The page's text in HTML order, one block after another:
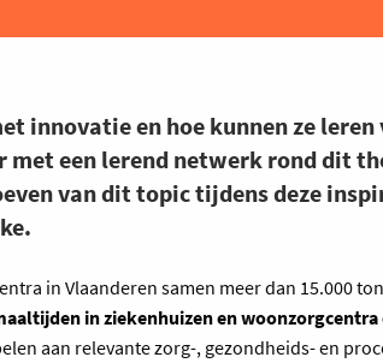
innovatie en hoe kunnen ze leren
een lerend netwerk rond dit
van dit topic tijdens deze
in Vlaanderen samen meer dan 15.000
in ziekenhuizen en
aan relevante zorg-, gezondheids- en